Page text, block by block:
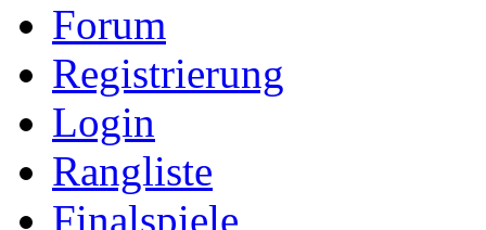
Forum
Registrierung
Login
Rangliste
Finalspiele